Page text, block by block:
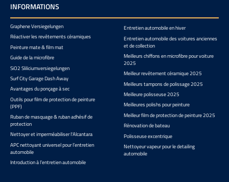
INFORMATIONS
Graphene Versiegelungen
Réactiver les revêtements céramiques
Peinture mate & film mat
Guide de la microfibre
SiO2 Sliliciumversiegelungen
Surf City Garage Dash Away
Avantages du ponçage à sec
Outils pour film de protection de peinture
(PPF)
Ruban de masquage & ruban adhésif de
protection
Nettoyer et imperméabiliser l'Alcantara
APC nettoyant universel pour l’entretien
automobile
Introduction à l’entretien automobile
Entretien automobile en hiver
Entretien automobile des voitures anciennes
et de collection
Meilleurs chiffons en microfibre pour voiture
2025
Meilleur revêtement céramique 2025
Meilleurs tampons de polissage 2025
Meilleure polisseuse 2025
Meilleures polishs pour peinture
Meilleur film de protection de peinture 2025
Rénovation de bateau
Polisseuse excentrique
Nettoyeur vapeur pour le detailing
automobile